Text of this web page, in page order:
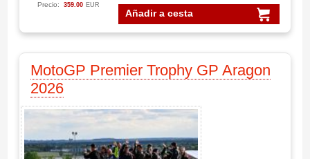
Añadir a cesta
Precio: 359.00 EUR
MotoGP Premier Trophy GP Aragon
2026